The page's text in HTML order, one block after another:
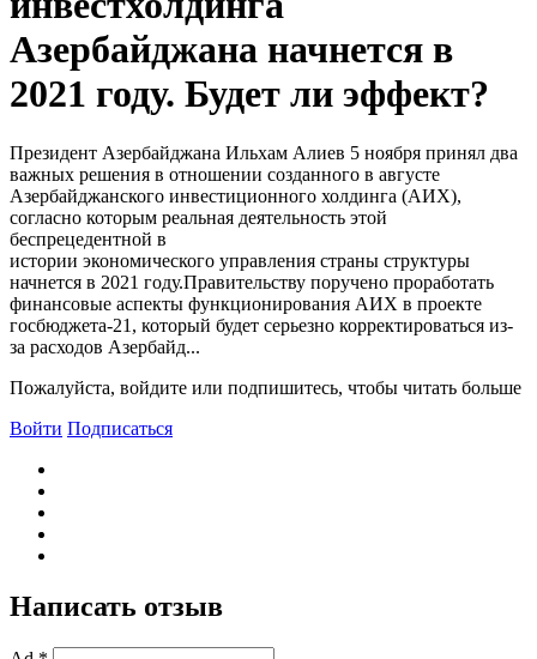
Азербайджана начнется в
2021 году. Будет ли эффект?
Президент Азербайджана Ильхам Алиев 5 ноября принял два
важных решения в отношении созданного в августе
Азербайджанского инвестиционного холдинга (АИХ),
согласно которым реальная деятельность этой
беспрецедентной в
истории экономического управления страны структуры
начнется в 2021 году.Правительству поручено проработать
финансовые аспекты функционирования АИХ в проекте
госбюджета-21, который будет серьезно корректироваться из-
за расходов Азербайд...
Пожалуйста, войдите или подпишитесь, чтобы читать больше
Войти Подписаться
Написать отзыв